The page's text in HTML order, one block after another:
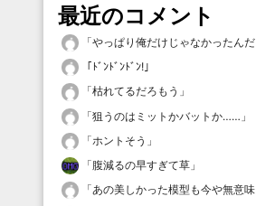
最近のコメント
「やっぱり俺だけじゃなかったんだ
「 ﾄﾞﾝﾄﾞﾝﾄﾞﾝ! 」
「枯れてるだろもう 」
「狙うのはミットかバットか…… 」
「ホントそう 」
「腹減るの早すぎて草 」
「あの美しかった模型も今や無意味